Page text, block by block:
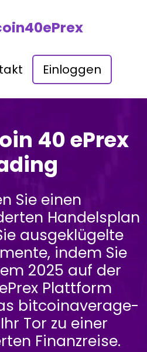
Einloggen
40 ePrex
Sie einen
Handelsplan
ausgeklügelte
indem Sie
2025 auf der
Plattform
bitcoinaverage-
Tor zu einer
Finanzreise.